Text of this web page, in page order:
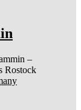
–
Rostock